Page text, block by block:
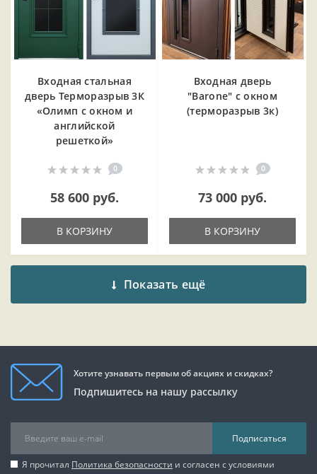
Входная cтальная
дверь Терморазрыв 3К
«Олимп с окном и
английской
решеткой»
0
58 600 руб.
В КОРЗИНУ
Входная дверь
"Barone" с окном
(терморазрыв 3к)
0
73 000 руб.
В КОРЗИНУ
Показать ещё
Хотите узнавать первым об акциях и скидках?
Подпишитесь на нашу рассылку
Подписаться
Я прочитал Политика безопасности и согласен с условиями